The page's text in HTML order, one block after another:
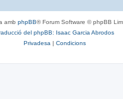
amb phpBB® Forum Software © phpBB
del phpBB: Isaac Garcia Abrodos
Privadesa | Condicions